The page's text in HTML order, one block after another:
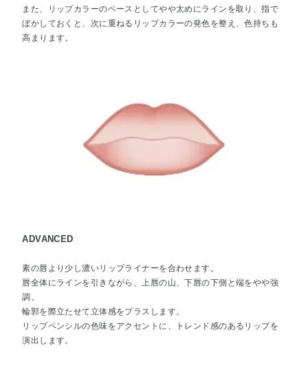
また、リップカラーのベースとしてやや太めにラインを取り、指で
ぼかしておくと、次に重ねるリップカラーの発色を整え、色持ちも
高まります。
ADVANCED
素の唇より少し濃いリップライナーを合わせます。
唇全体にラインを引きながら、上唇の山、下唇の下側と端をやや強
調。
輪郭を際立たせて立体感をプラスします。
リップペンシルの色味をアクセントに、トレンド感のあるリップを
演出します。